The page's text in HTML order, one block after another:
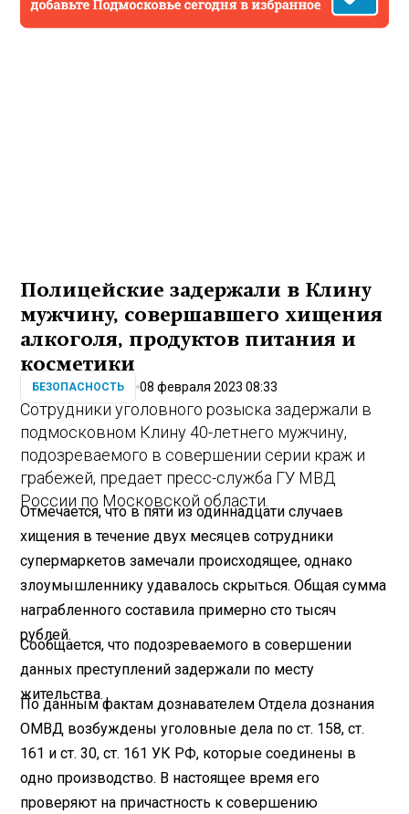
Полицейские задержали в Клину
мужчину, совершавшего хищения
алкоголя, продуктов питания и
косметики
БЕЗОПАСНОСТЬ 08 февраля 2023 08:33
Сотрудники уголовного розыска задержали в
подмосковном Клину 40-летнего мужчину,
подозреваемого в совершении серии краж и
грабежей, предает пресс-служба ГУ МВД
России по Московской области.
Отмечается, что в пяти из одиннадцати случаев
хищения в течение двух месяцев сотрудники
супермаркетов замечали происходящее, однако
злоумышленнику удавалось скрыться. Общая сумма
награбленного составила примерно сто тысяч
рублей.
Сообщается, что подозреваемого в совершении
данных преступлений задержали по месту
жительства.
По данным фактам дознавателем Отдела дознания
ОМВД возбуждены уголовные дела по ст. 158, ст.
161 и ст. 30, ст. 161 УК РФ, которые соединены в
одно производство. В настоящее время его
проверяют на причастность к совершению